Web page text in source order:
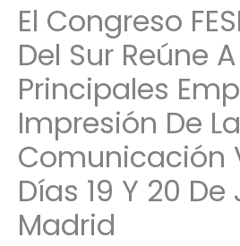
El Congreso
Del Sur Reúne
Principales
Impresión De La
Comunicación
Días 19 Y 20 De
Madrid